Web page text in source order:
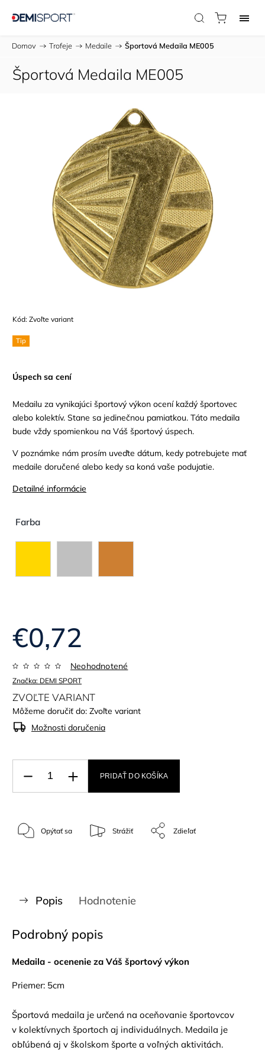
Domov / Trofeje / Medaile / Športová Medaila ME005
Športová Medaila ME005
Kód: Zvoľte variant
Tip
Úspech sa cení
Medailu za vynikajúci športový výkon ocení každý športovec
alebo kolektív. Stane sa jedinečnou pamiatkou. Táto medaila
bude vždy spomienkou na Váš športový úspech.
V poznámke nám prosím uveďte dátum, kedy potrebujete mať
medaile doručené alebo kedy sa koná vaše podujatie.
Detailné informácie
Farba
Značka: DEMI SPORT
Neohodnotené
€0,72
ZVOĽTE VARIANT
Môžeme doručiť do: Zvoľte variant
Možnosti doručenia
PRIDAŤ DO KOŠÍKA
Opýtať sa Strážiť Zdieľať
Popis Hodnotenie
Podrobný popis
Medaila - ocenenie za Váš športový výkon
Priemer: 5cm
Športová medaila je určená na oceňovanie športovcov
v kolektívnych športoch aj individuálnych. Medaila je
obľúbená aj v školskom športe a voľných aktivitách.